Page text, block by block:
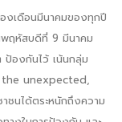
งเดือนมีนาคมของทุกปี
ฤหัสบดีที่ 9 มีนาคม
องกันไว้ เน้นกลุ่ม
unexpected,
นได้ตระหนักถึงความ